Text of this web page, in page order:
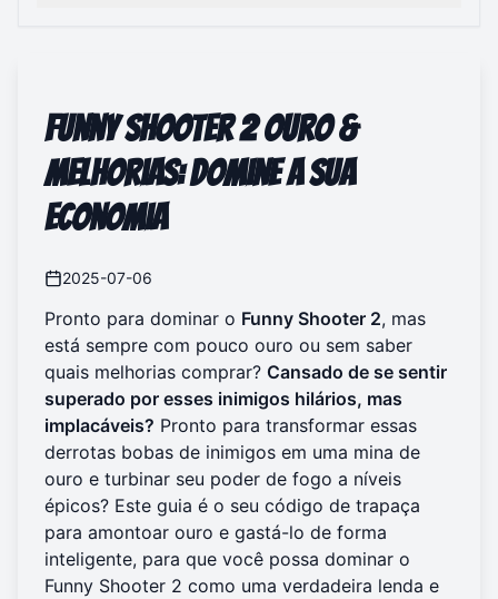
Funny Shooter 2 Ouro &
Melhorias: Domine a Sua
Economia
2025-07-06
Pronto para dominar o Funny Shooter 2, mas
está sempre com pouco ouro ou sem saber
quais melhorias comprar? Cansado de se sentir
superado por esses inimigos hilários, mas
implacáveis? Pronto para transformar essas
derrotas bobas de inimigos em uma mina de
ouro e turbinar seu poder de fogo a níveis
épicos? Este guia é o seu código de trapaça
para amontoar ouro e gastá-lo de forma
inteligente, para que você possa dominar o
Funny Shooter 2 como uma verdadeira lenda e